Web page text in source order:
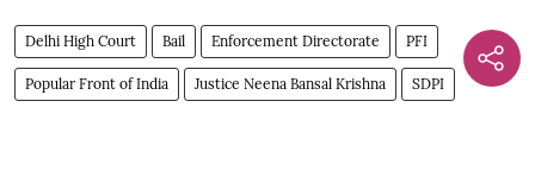
Delhi High Court Bail Enforcement Directorate PFI
Popular Front of India Justice Neena Bansal Krishna SDPI